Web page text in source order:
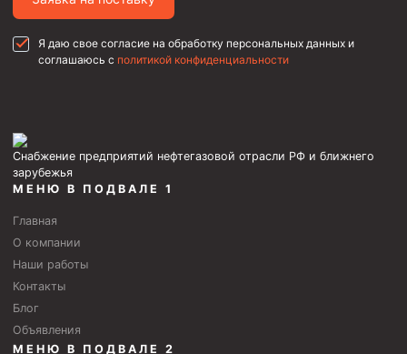
Я даю свое согласие на обработку персональных данных и
соглашаюсь с политикой конфиденциальности
Снабжение предприятий нефтегазовой отрасли РФ и ближнего
зарубежья
МЕНЮ В ПОДВАЛЕ 1
Главная
О компании
Наши работы
Контакты
Блог
Объявления
МЕНЮ В ПОДВАЛЕ 2